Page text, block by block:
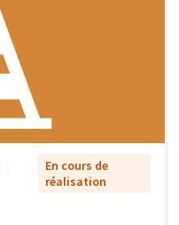
En cours de
réalisation